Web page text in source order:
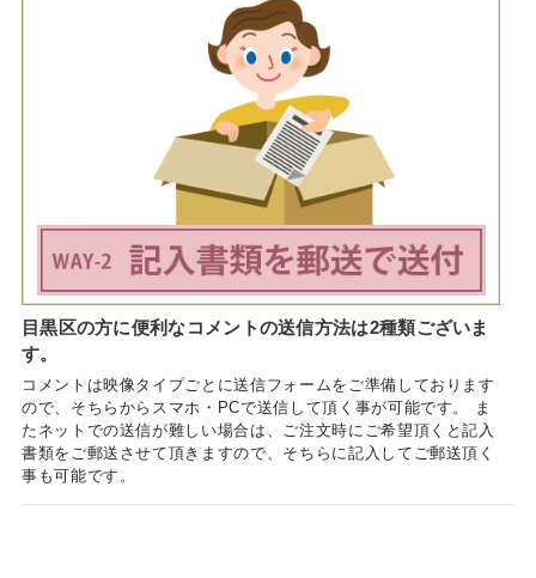
目黒区の方に便利なコメントの送信方法は2種類ございま
す。
コメントは映像タイプごとに送信フォームをご準備しております
ので、そちらからスマホ・PCで送信して頂く事が可能です。 ま
たネットでの送信が難しい場合は、ご注文時にご希望頂くと記入
書類をご郵送させて頂きますので、そちらに記入してご郵送頂く
事も可能です。